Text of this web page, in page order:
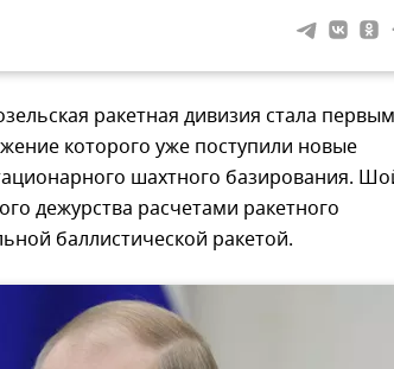
ракетная дивизия стала первым
которого уже поступили новые
шахтного базирования.
дежурства расчетами ракетного
баллистической ракетой.